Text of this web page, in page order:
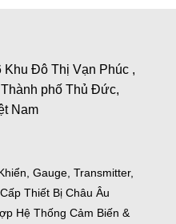
Đô Thị Vạn Phúc ,
phố Thủ Đức,
Nam
Gauge, Transmitter,
Thiết Bị Châu Âu
Hệ Thống Cảm Biến &